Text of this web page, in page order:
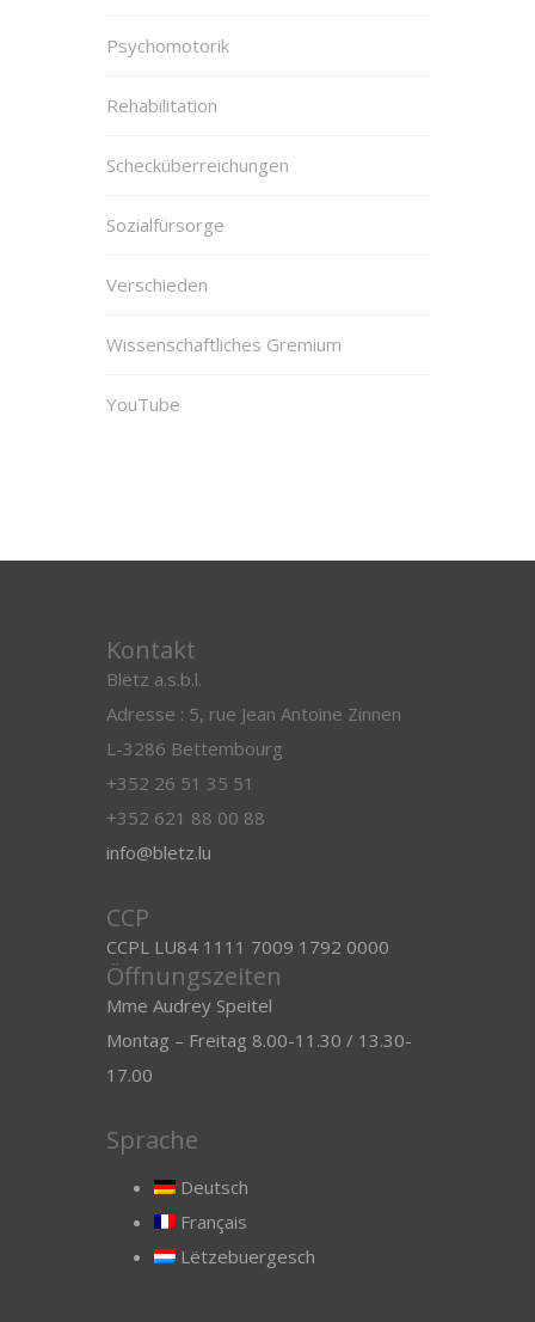
Psychomotorik
Rehabilitation
Schecküberreichungen
Sozialfürsorge
Verschieden
Wissenschaftliches Gremium
YouTube
Kontakt
Blëtz a.s.b.l.
Adresse : 5, rue Jean Antoine Zinnen
L-3286 Bettembourg
+352 26 51 35 51
+352 621 88 00 88
info@bletz.lu
CCP
CCPL LU84 1111 7009 1792 0000
Öffnungszeiten
Mme Audrey Speitel
Montag – Freitag 8.00-11.30 / 13.30-
17.00
Sprache
Deutsch
Français
Lëtzebuergesch